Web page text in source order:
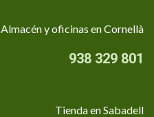
Almacén y oficinas en Cornellà
938 329 801
Tienda en Sabadell